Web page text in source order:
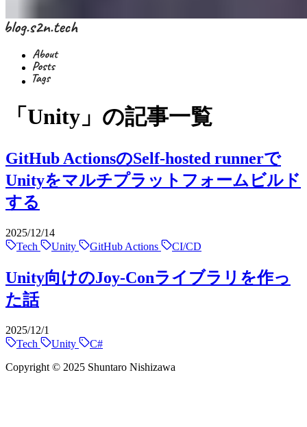
「Unity」の記事一覧
GitHub ActionsのSelf-hosted runnerで
Unityをマルチプラットフォームビルド
する
2025/12/14
Tech
Unity GitHub Actions CI/CD
Unity向けのJoy-Conライブラリを作っ
た話
2025/12/1
Tech
Unity
C#
Copyright © 2025 Shuntaro Nishizawa